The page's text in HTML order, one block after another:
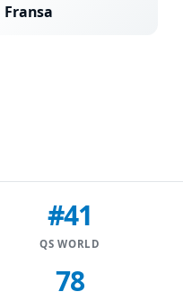
Fransa
#41
QS WORLD
78